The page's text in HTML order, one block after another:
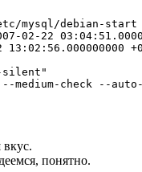
mysql/debian-start
22
silent"
--medium-check --
понятно.